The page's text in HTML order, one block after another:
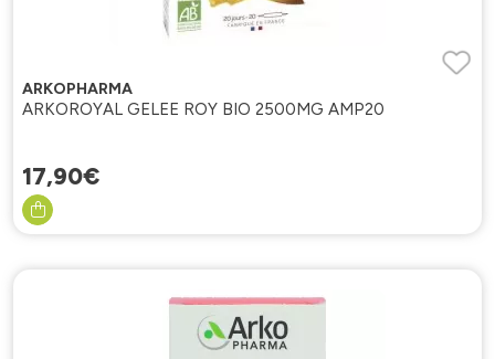
ARKOPHARMA
ARKOROYAL GELEE ROY BIO 2500MG AMP20
17,90€